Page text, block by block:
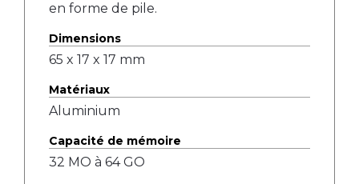
en forme de pile.
Dimensions
65 x 17 x 17 mm
Matériaux
Aluminium
Capacité de mémoire
32 MO à 64 GO